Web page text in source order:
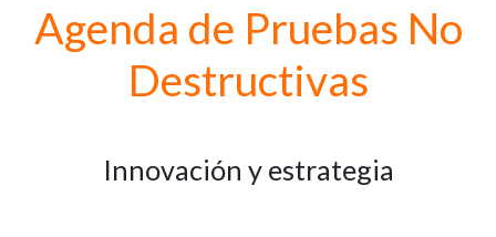
Agenda de Pruebas No
Destructivas
Innovación y estrategia